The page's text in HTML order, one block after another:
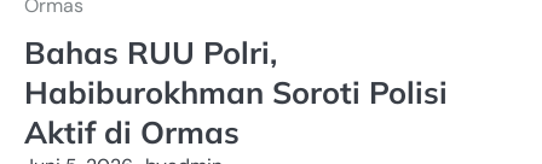
Ormas
Bahas RUU Polri,
Habiburokhman Soroti Polisi
Aktif di Ormas